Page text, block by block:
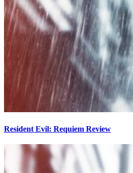
Resident Evil: Requiem Review